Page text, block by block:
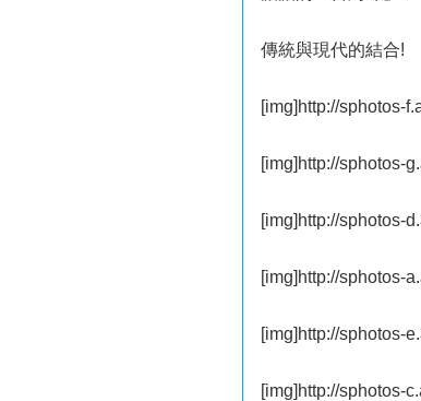
傳統與現代的結合!
[img]http://sphotos-
[img]http://sphotos-
[img]http://sphotos-
[img]http://sphotos-
[img]http://sphotos-
[img]http://sphotos-